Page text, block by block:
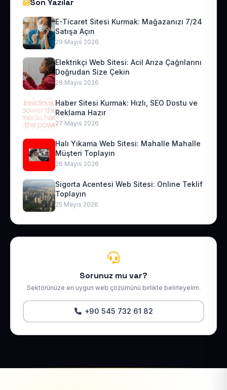
Son Yazılar
E-Ticaret Sitesi Kurmak: Mağazanızı 7/24
Satışa Açın
29 Mayıs 2026
Elektrikçi Web Sitesi: Acil Arıza Çağrılarını
Doğrudan Size Çekin
28 Mayıs 2026
Haber Sitesi Kurmak: Hızlı, SEO Dostu ve
Reklama Hazır
27 Mayıs 2026
Halı Yıkama Web Sitesi: Mahalle Mahalle
Müşteri Toplayın
26 Mayıs 2026
Sigorta Acentesi Web Sitesi: Online Teklif
Toplayın
25 Mayıs 2026
Sorunuz mu var?
Sektörünüze en uygun web çözümünü birlikte belirleyelim.
+90 545 732 61 82